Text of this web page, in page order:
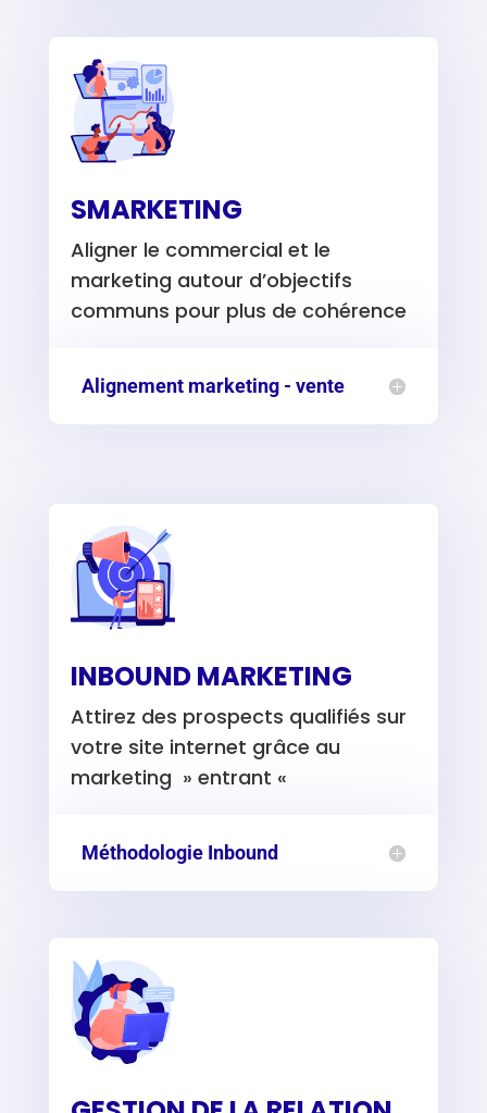
SMARKETING
Aligner le commercial et le
marketing autour d’objectifs
communs pour plus de cohérence
Alignement marketing - vente
INBOUND MARKETING
Attirez des prospects qualifiés sur
votre site internet grâce au
marketing » entrant «
Méthodologie Inbound